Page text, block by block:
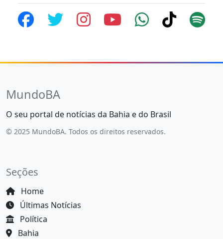
MundoBA
O seu portal de notícias da Bahia e do Brasil
© 2025 MundoBA. Todos os direitos reservados.
Seções
Home
Últimas Notícias
Política
Bahia